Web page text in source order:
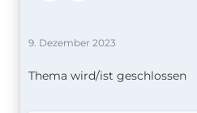
9. Dezember 2023
Thema wird/ist geschlossen